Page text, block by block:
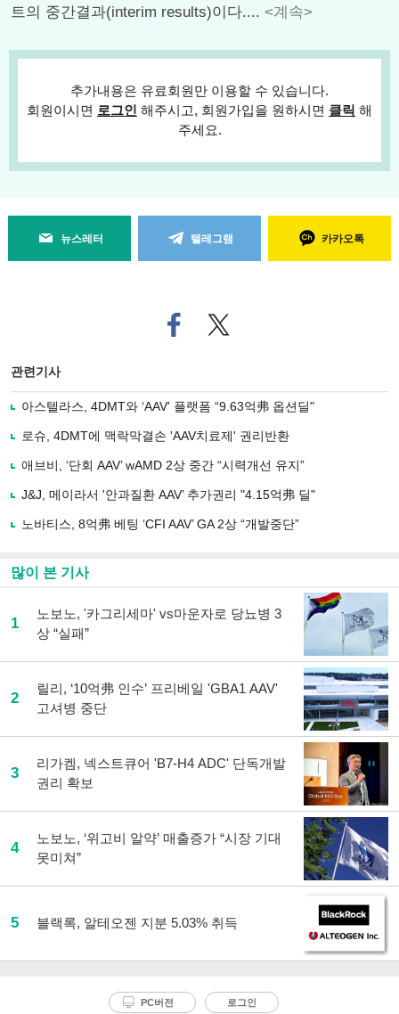
트의 중간결과(interim results)이다.... <계속>
추가내용은 유료회원만 이용할 수 있습니다.
회원이시면 로그인 해주시고, 회원가입을 원하시면 클릭 해
주세요.
뉴스레터 텔레그램 카카오톡
페
이
로
기
사
유
기
트위
터로
관련기사
아스텔라스, 4DMT와 ‘AAV' 플랫폼 “9.63억弗 옵션딜"
로슈, 4DMT에 맥락막결손 'AAV치료제' 권리반환
애브비, ‘단회 AAV’ wAMD 2상 중간 “시력개선 유지”
J&J, 메이라서 '안과질환 AAV’ 추가권리 "4.15억弗 딜"
노바티스, 8억弗 베팅 ‘CFI AAV’ GA 2상 “개발중단”
많이 본 기사
1
노보노, '카그리세마' vs마운자로 당뇨병 3
상 “실패”
2
릴리, ‘10억弗 인수’ 프리베일 'GBA1 AAV'
고셔병 중단
3
리가켐, 넥스트큐어 'B7-H4 ADC' 단독개발
권리 확보
4
노보노, ‘위고비 알약’ 매출증가 “시장 기대
못미쳐”
5 블랙록, 알테오젠 지분 5.03% 취득
PC버전 로그인